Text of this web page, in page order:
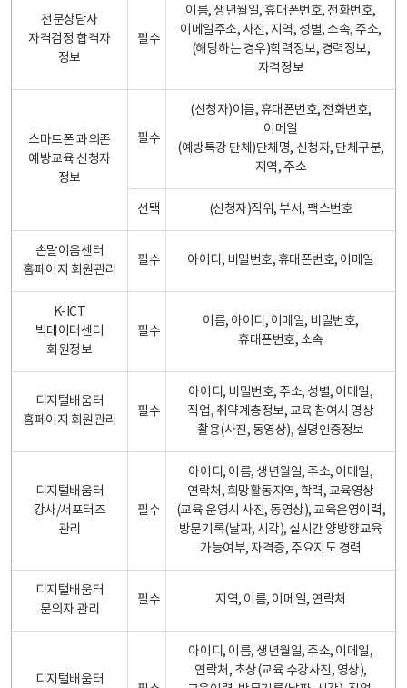
전문상담사
자격검정 합격자
정보
필수
이름, 생년월일, 휴대폰번호, 전화번호,
이메일주소, 사진, 지역, 성별, 소속, 주소,
(해당하는 경우)학력정보, 경력정보,
자격정보
스마트폰 과의존
예방교육 신청자
정보
필수
(신청자)이름, 휴대폰번호, 전화번호,
이메일
(예방특강 단체)단체명, 신청자, 단체구분,
지역, 주소
선택 (신청자)직위, 부서, 팩스번호
손말이음센터
홈페이지 회원관리
필수 아이디, 비밀번호, 휴대폰번호, 이메일
K-ICT
빅데이터센터
회원정보
필수
이름, 아이디, 이메일, 비밀번호,
휴대폰번호, 소속
디지털배움터
홈페이지 회원관리
필수
아이디, 비밀번호, 주소, 성별, 이메일,
직업, 취약계층정보, 교육 참여시 영상
촬용(사진, 동영상), 실명인증정보
디지털배움터
강사/서포터즈
관리
필수
아이디, 이름, 생년월일, 주소, 이메일,
연락처, 희망활동지역, 학력, 교육영상
(교육 운영시 사진, 동영상), 교육운영이력,
방문기록(날짜, 시각), 실시간 양방향교육
가능여부, 자격증, 주요지도 경력
디지털배움터
문의자 관리
필수 지역, 이름, 이메일, 연락처
디지털배움터
아이디, 이름, 생년월일, 주소, 이메일,
연락처, 초상(교육 수강사진, 영상),